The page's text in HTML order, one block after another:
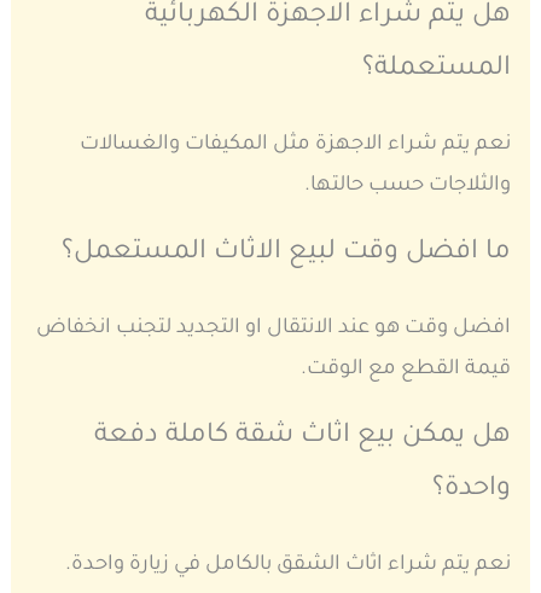
هل يتم شراء الاجهزة الكهربائية
المستعملة؟
نعم يتم شراء الاجهزة مثل المكيفات والغسالات
والثلاجات حسب حالتها.
ما افضل وقت لبيع الاثاث المستعمل؟
افضل وقت هو عند الانتقال او التجديد لتجنب انخفاض
قيمة القطع مع الوقت.
هل يمكن بيع اثاث شقة كاملة دفعة
واحدة؟
نعم يتم شراء اثاث الشقق بالكامل في زيارة واحدة.